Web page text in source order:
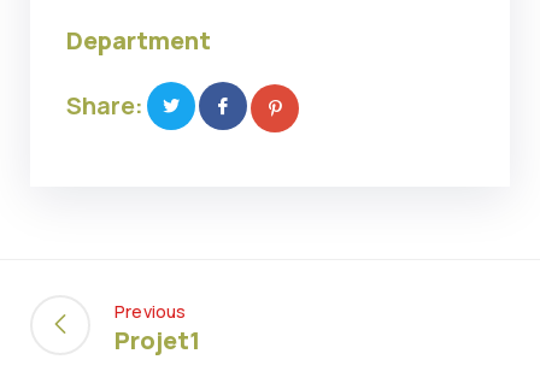
Department
Share:
Previous
Projet1